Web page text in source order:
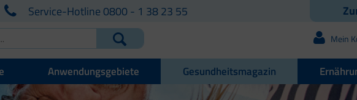
Service-Hotline 0800 - 1 38 23 55
Mein
Anwendungsgebiete Gesundheitsmagazin